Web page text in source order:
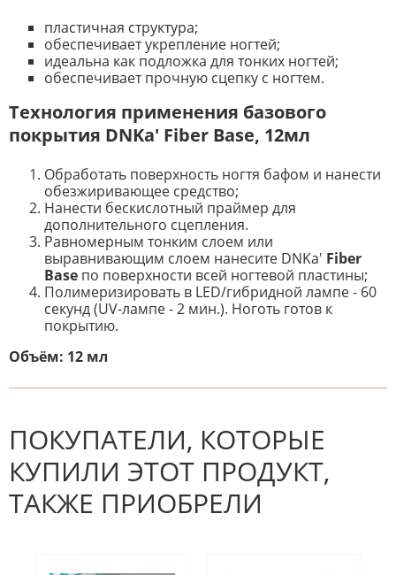
пластичная структура;
обеспечивает укрепление ногтей;
идеальна как подложка для тонких ногтей;
обеспечивает прочную сцепку с ногтем.
Технология применения базового
покрытия DNKa' Fiber Base, 12мл
Обработать поверхность ногтя бафом и нанести
обезжиривающее средство;
Нанести бескислотный праймер для
дополнительного сцепления.
Равномерным тонким слоем или
выравнивающим слоем нанесите DNKa' Fiber
Base по поверхности всей ногтевой пластины;
Полимеризировать в LED/гибридной лампе - 60
секунд (UV-лампе - 2 мин.). Ноготь готов к
покрытию.
Объём: 12 мл
К настоящему времени нет
отзыв.
ПОКУПАТЕЛИ, КОТОРЫЕ
КУПИЛИ ЭТОТ ПРОДУКТ,
ТАКЖЕ ПРИОБРЕЛИ